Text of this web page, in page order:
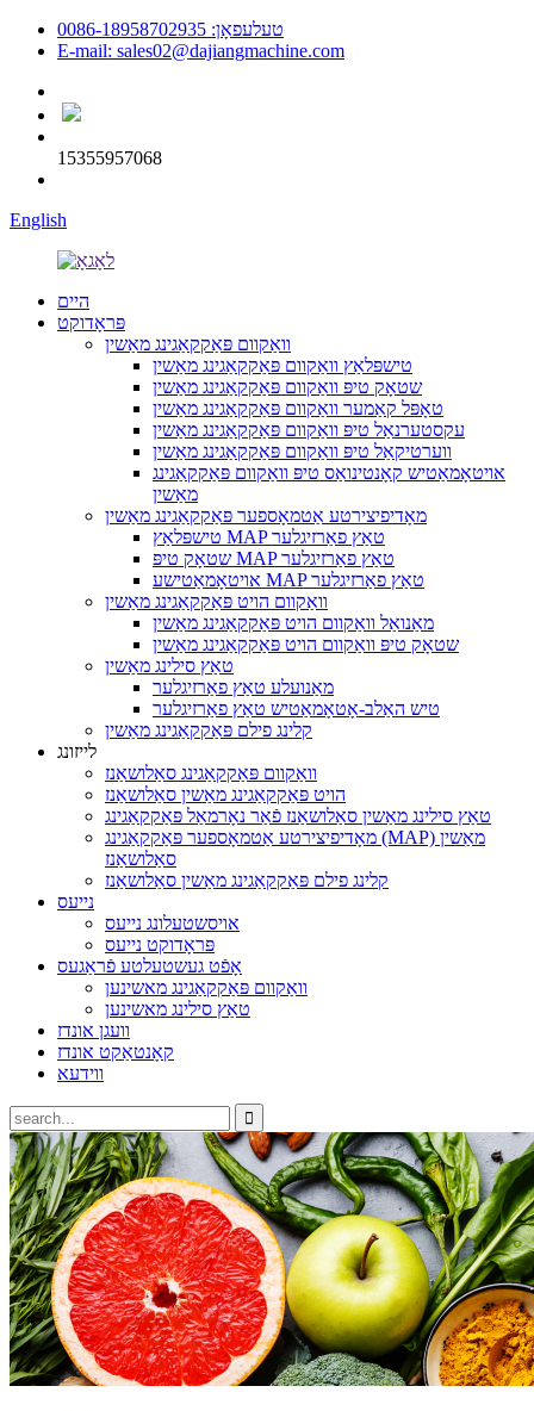
טעלעפאָן: 0086-18958702935
E-mail: sales02@dajiangmachine.com
15355957068
English
היים
פּראָדוקט
וואַקוום פּאַקקאַגינג מאַשין
טישפּלאַץ וואַקוום פּאַקקאַגינג מאַשין
שטאָק טיפּ וואַקוום פּאַקקאַגינג מאַשין
טאָפּל קאַמער וואַקוום פּאַקקאַגינג מאַשין
עקסטערנאַל טיפּ וואַקוום פּאַקקאַגינג מאַשין
ווערטיקאַל טיפּ וואַקוום פּאַקקאַגינג מאַשין
אויטאָמאַטיש קאָנטינואַס טיפּ וואַקוום פּאַקקאַגינג
מאַשין
מאָדיפיצירטע אַטמאָספער פּאַקקאַגינג מאַשין
טישפּלאַץ MAP טאַץ פאַרזיגלער
שטאָק טיפּ MAP טאַץ פאַרזיגלער
אויטאָמאַטישע MAP טאַץ פאַרזיגלער
וואַקוום הויט פּאַקקאַגינג מאַשין
מאַנואַל וואַקוום הויט פּאַקקאַגינג מאַשין
שטאָק טיפּ וואַקוום הויט פּאַקקאַגינג מאַשין
טאַץ סילינג מאַשין
מאַנועלע טאַץ פאַרזיגלער
טיש האַלב-אָטאָמאַטיש טאַץ פאַרזיגלער
קלינג פילם פּאַקקאַגינג מאַשין
לייזונג
וואַקוום פּאַקקאַגינג סאַלושאַנז
הויט פּאַקקאַגינג מאַשין סאַלושאַנז
טאַץ סילינג מאַשין סאַלושאַנז פֿאַר נאָרמאַל פּאַקקאַגינג
מאָדיפיצירטע אַטמאָספער פּאַקקאַגינג (MAP) מאַשין
סאַלושאַנז
קלינג פילם פּאַקקאַגינג מאַשין סאַלושאַנז
נייעס
אויסשטעלונג נייעס
פּראָדוקט נייעס
אָפֿט געשטעלטע פֿראַגעס
וואַקוום פּאַקקאַגינג מאשינען
טאַץ סילינג מאשינען
וועגן אונדז
קאָנטאַקט אונדז
ווידעא